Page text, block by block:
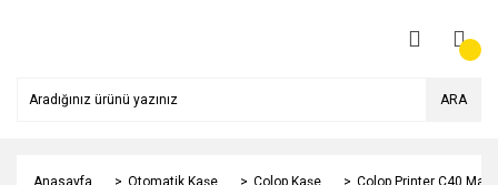
ARA
Anasayfa Otomatik Kaşe Colop Kaşe Colop Printer C40 Mavi